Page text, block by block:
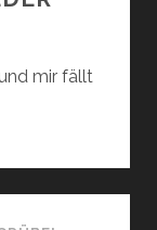
mir fällt